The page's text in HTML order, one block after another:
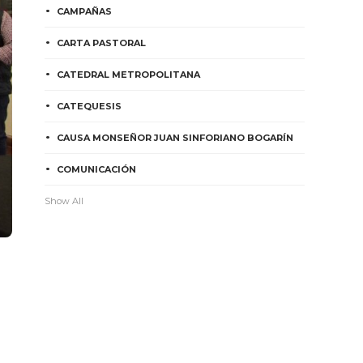
CAMPAÑAS
CARTA PASTORAL
CATEDRAL METROPOLITANA
CATEQUESIS
CAUSA MONSEÑOR JUAN SINFORIANO BOGARÍN
COMUNICACIÓN
Show All